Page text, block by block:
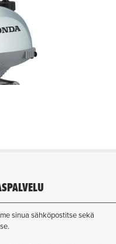
sinua sähköpostitse sekä